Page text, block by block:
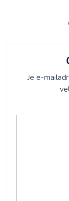
Je e-